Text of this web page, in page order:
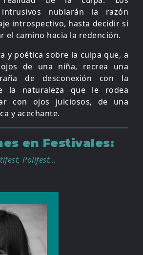
intrusivos nublarán la razón
introspectivo, hasta decidir si
el camino hacia la redención.
y poética sobre la culpa que, a
de una niña, recrea una
de desconexión con la
la naturaleza que le rodea
con ojos juiciosos, de una
y acechante.
en Festivales:
Polifest...